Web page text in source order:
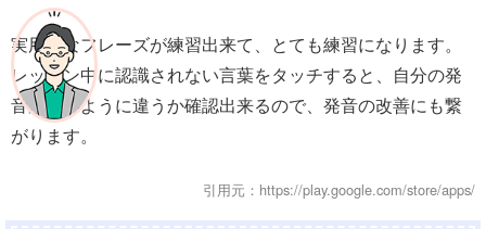
実用的なフレーズが練習出来て、とても練習になります。
レッスン中に認識されない言葉をタッチすると、自分の発
音がどのように違うか確認出来るので、発音の改善にも繋
がります。
引用元：https://play.google.com/store/apps/